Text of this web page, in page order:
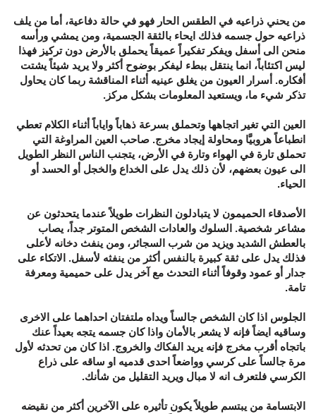
‬من‮ ‬يحني‮ ‬ذراعيه في‮ ‬الطقس الحار فهو في‮ ‬حالة دفاعية،‮ ‬أما من‮ ‬يلف
ذراعيه حول جسمه فذلك ايحاء بالثقة الجسمية،‮ ‬ومن‮ ‬يمشي‮ ‬ورأسه
منحن الى أسفل ويفكر تفكيراً‮ ‬عميقاً‮ ‬يحملق بالأرض دون تركيز فهذا
ليس اكتئاباً،‮ ‬انما‮ ‬ينتقل ببطء ليفكر بوضوح أكثر ولا‮ ‬يريد شيئاً‮ ‬يشتت
أفكاره‮.‬ أسرار العيون من‮ ‬يغلق عينيه أثناء المناقشة ربما كان‮ ‬يحاول
تذكر شيء ما،‮ ‬ويستعيد المعلومات بشكل مركز‮.‬
العين التي‮ ‬تغير اتجاهها وتحملق بسرعة ذهاباً‮ ‬واياباً‮ ‬أثناء الكلام تعطي‮
‬انطباعاً‮ ‬هروبيَّا ومحاولة إيجاد مخرج‮.‬ صاحب العين المراوغة التي‮
‬تحملق تارة في‮ ‬الهواء وتارة في‮ ‬الأرض،‮ ‬يتجنب الناس النظر الطويل
الى عيون بعضهم،‮ ‬لأن ذلك‮ ‬يدل على الخداع والخجل أو الحسد أو
الحياء‮.
‬الأصدقاء الحميمون لا‮ ‬يتبادلون النظرات طويلاً‮ ‬عندما‮ ‬يتحدثون عن
مشاعر شخصية‮.‬ السلوك والعادات الشخص المتوتر جداً،‮ ‬يصاب
بالعطش الشديد ويزيد من شرب السجائر،‮ ‬ومن‮ ‬ينفث دخانه لأعلى
فذلك‮ ‬يدل على ثقة كبيرة بالنفس أكثر من‮ ‬ينفثه لأسفل‮.‬ الاتكاء على
جدار أو عمود وقوفاً‮ ‬أثناء التحدث مع‮ ‬آخر‮ ‬يدل على حميمية ومعرفة
تامة‮.‬
الجلوس اذا كان الشخص جالساً‮ ‬ويداه ملتفتان احداهما على الاخرى
وساقيه ايضاً‮ ‬فإنه لا‮ ‬يشعر بالأمان واذا كان جسمه‮ ‬يتجه بعيداً‮ ‬عنك
باتجاه أقرب مخرج فإنه‮ ‬يريد الفكاك والخروج‮.‬ اذا كان من تحدثه لأول
مرة جالساً‮ ‬على كرسي‮ ‬وواضعاً‮ ‬احدى قدميه او ساقه على ذراع
الكرسي‮ ‬فلتعرف انه لا مبال ويريد التقليل من شأنك‮.‬
الابتسامة من‮ ‬يبتسم طويلاً‮ ‬يكون تأثيره على الآخرين أكثر من نقيضه